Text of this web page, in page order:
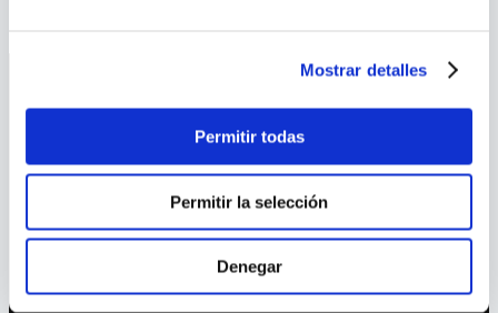
Mostrar detalles
Permitir todas
Permitir la selección
Denegar
industrial. Ingeniería real para plantas que
no pueden detenerse.